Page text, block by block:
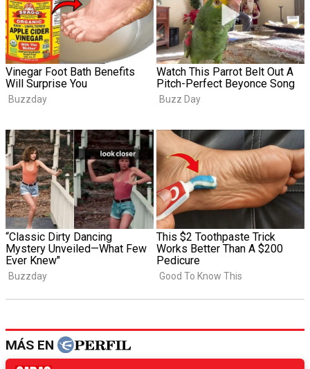
MÁS EN